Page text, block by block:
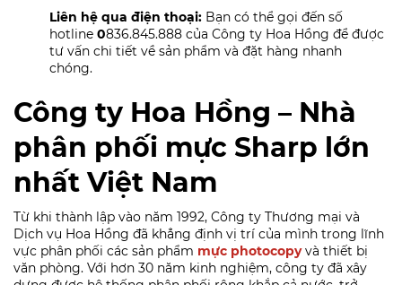
Liên hệ qua điện thoại: Bạn có thể gọi đến số
hotline 0836.845.888 của Công ty Hoa Hồng để được
tư vấn chi tiết về sản phẩm và đặt hàng nhanh
chóng.
Công ty Hoa Hồng – Nhà
phân phối mực Sharp lớn
nhất Việt Nam
Từ khi thành lập vào năm 1992, Công ty Thương mại và
Dịch vụ Hoa Hồng đã khẳng định vị trí của mình trong lĩnh
vực phân phối các sản phẩm mực photocopyvà thiết bị
văn phòng. Với hơn 30 năm kinh nghiệm, công ty đã xây